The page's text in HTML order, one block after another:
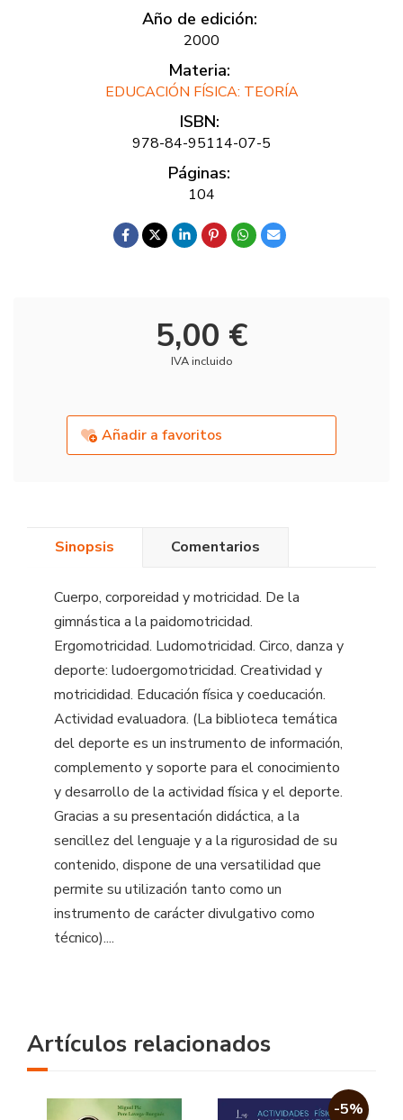
Año de edición:
2000
Materia:
EDUCACIÓN FÍSICA: TEORÍA
ISBN:
978-84-95114-07-5
Páginas:
104
5,00 €
IVA incluido
Añadir a favoritos
Sinopsis Comentarios
Cuerpo, corporeidad y motricidad. De la
gimnástica a la paidomotricidad.
Ergomotricidad. Ludomotricidad. Circo, danza y
deporte: ludoergomotricidad. Creatividad y
motricididad. Educación física y coeducación.
Actividad evaluadora. (La biblioteca temática
del deporte es un instrumento de información,
complemento y soporte para el conocimiento
y desarrollo de la actividad física y el deporte.
Gracias a su presentación didáctica, a la
sencillez del lenguaje y a la rigurosidad de su
contenido, dispone de una versatilidad que
permite su utilización tanto como un
instrumento de carácter divulgativo como
técnico)....
Artículos relacionados
-5%